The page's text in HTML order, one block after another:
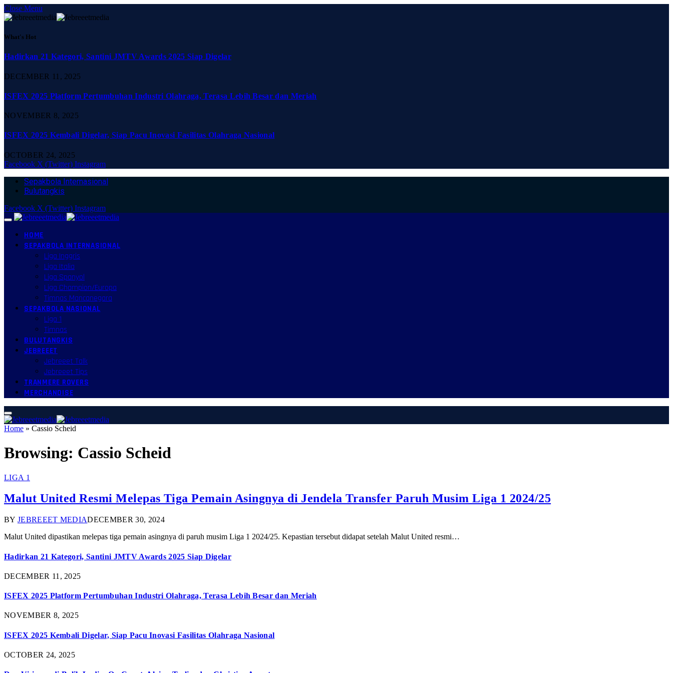
Close Menu
What's Hot
Hadirkan 21 Kategori, Santini JMTV Awards 2025 Siap Digelar
DECEMBER 11, 2025
ISFEX 2025 Platform Pertumbuhan Industri Olahraga, Terasa Lebih Besar dan Meriah
NOVEMBER 8, 2025
ISFEX 2025 Kembali Digelar, Siap Pacu Inovasi Fasilitas Olahraga Nasional
OCTOBER 24, 2025
Facebook X (Twitter) Instagram
Sepakbola Internasional
Bulutangkis
Facebook X (Twitter) Instagram
HOME
SEPAKBOLA INTERNASIONAL
Liga Inggris
Liga Italia
Liga Spanyol
Liga Champion/Europa
Timnas Mancanegara
SEPAKBOLA NASIONAL
Liga 1
Timnas
BULUTANGKIS
JEBREEET
Jebreeet Talk
Jebreeet Tips
TRANMERE ROVERS
MERCHANDISE
Home » Cassio Scheid
Browsing: Cassio Scheid
LIGA 1
Malut United Resmi Melepas Tiga Pemain Asingnya di Jendela Transfer Paruh Musim Liga 1 2024/25
BY JEBREEET MEDIADECEMBER 30, 2024
Malut United dipastikan melepas tiga pemain asingnya di paruh musim Liga 1 2024/25. Kepastian tersebut didapat setelah Malut United resmi…
Hadirkan 21 Kategori, Santini JMTV Awards 2025 Siap Digelar
DECEMBER 11, 2025
ISFEX 2025 Platform Pertumbuhan Industri Olahraga, Terasa Lebih Besar dan Meriah
NOVEMBER 8, 2025
ISFEX 2025 Kembali Digelar, Siap Pacu Inovasi Fasilitas Olahraga Nasional
OCTOBER 24, 2025